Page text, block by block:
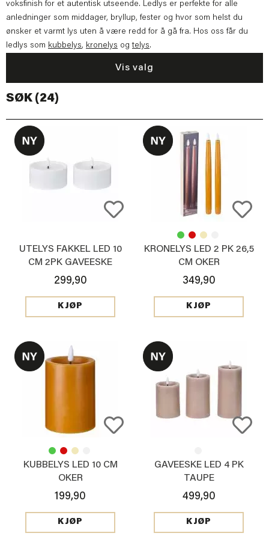
voksfinish for et autentisk utseende. Ledlys er perfekte for alle
anledninger som middager, bryllup, fester og hvor som helst du
ønsker et varmt lys uten å være redd for å gå fra. Hos oss får du
ledlys som kubbelys, kronelys ogtelys.
Vis valg
SØK (24)
UTELYS FAKKEL LED 10
CM 2PK GAVEESKE
M/KONTROLL
299,90
KJØP
KRONELYS LED 2 PK 26,5
CM OKER
349,90
KJØP
KUBBELYS LED 10 CM
OKER
199,90
KJØP
GAVEESKE LED 4 PK
TAUPE
499,90
KJØP